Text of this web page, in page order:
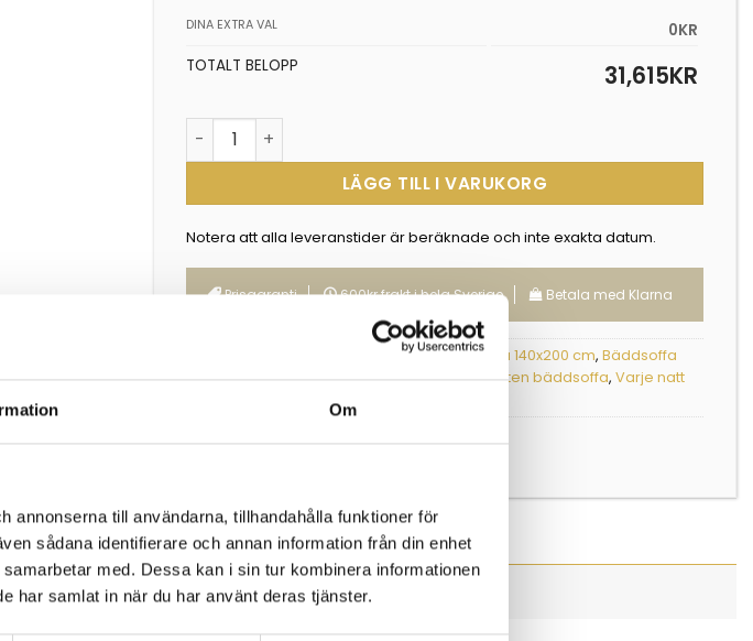
Om
annonserna till användarna, tillhandahålla funktioner för
sådana identifierare och annan information från din enhet
med. Dessa kan i sin tur kombinera informationen
har samlat in när du har använt deras tjänster.
DINA EXTRA VAL
0KR
TOTALT BELOPP
31,615KR
Moon plus (välj storlek) mängd
LÄGG TILL I VARUKORG
Notera att alla leveranstider är beräknade och inte exakta datum.
Prisgaranti 600kr frakt i hela Sverige Betala med Klarna
Bäddsoffa 120x200 cm,Bäddsoffa 140x200 cm, Bäddsoffa
160x200 cm,Bäddsoffa med tjock madrass,Liten bäddsoffa, Varje natt